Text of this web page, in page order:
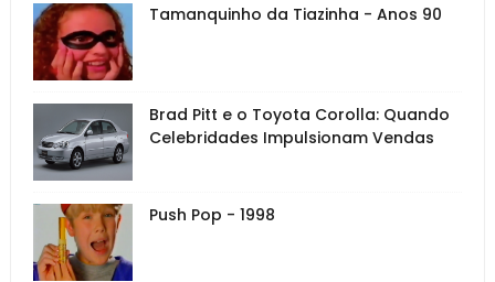
Tamanquinho da Tiazinha - Anos 90
Brad Pitt e o Toyota Corolla: Quando
Celebridades Impulsionam Vendas
Push Pop - 1998